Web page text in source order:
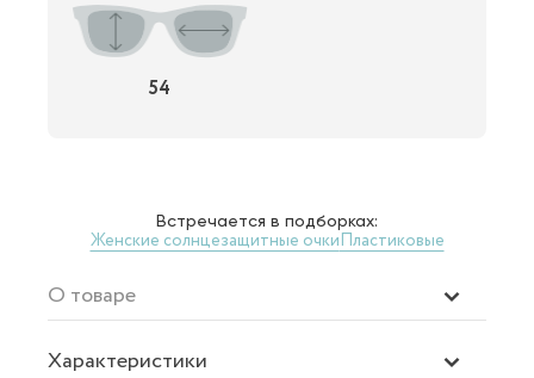
54
Встречается в подборках:
Женские солнцезащитные очкиПластиковые
О товаре
Характеристики